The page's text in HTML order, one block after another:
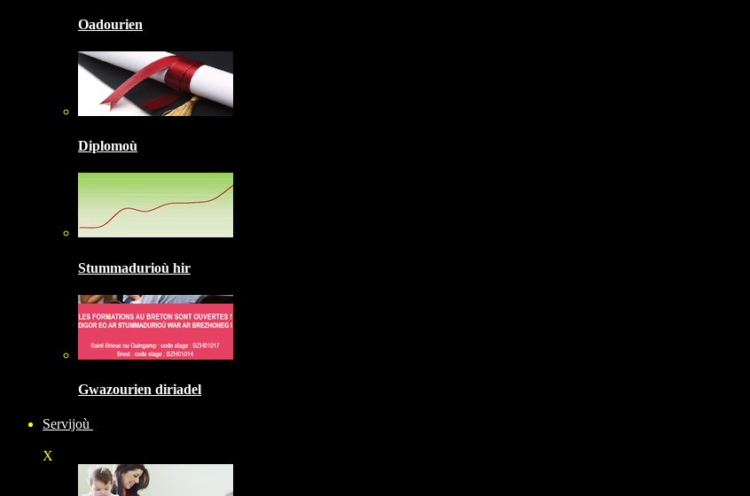
Oadourien
Diplomoù
Stummadurioù hir
Gwazourien diriadel
Servijoù
X